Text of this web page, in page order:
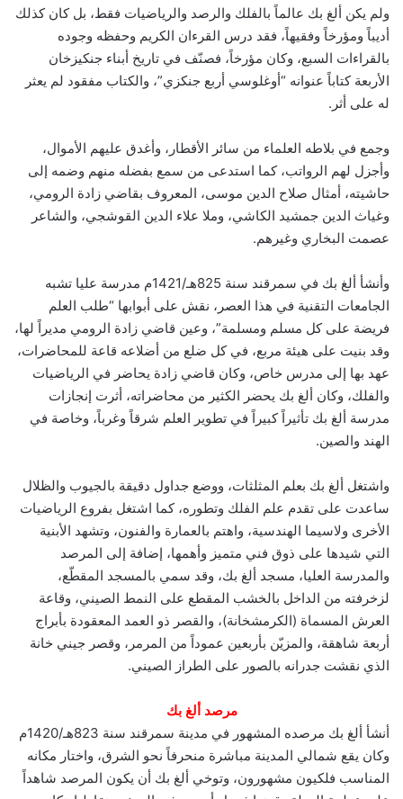
ولم يكن ألغ بك عالماً بالفلك والرصد والرياضيات فقط، بل كان كذلك
أديباً ومؤرخاً وفقيهاً، فقد درس القرءان الكريم وحفظه وجوده
بالقراءات السبع، وكان مؤرخاً، فصنّف في تاريخ أبناء جنكيزخان
الأربعة كتاباً عنوانه “أوغلوسي أربع جنكزي”، والكتاب مفقود لم يعثر
له على أثر.
وجمع في بلاطه العلماء من سائر الأقطار، وأغدق عليهم الأموال،
وأجزل لهم الرواتب، كما استدعى من سمع بفضله منهم وضمه إلى
حاشيته، أمثال صلاح الدين موسى، المعروف بقاضي زادة الرومي،
وغياث الدين جمشيد الكاشي، وملا علاء الدين القوشجي، والشاعر
عصمت البخاري وغيرهم.
وأنشأ ألغ بك في سمرقند سنة 825هـ/1421م مدرسة عليا تشبه
الجامعات التقنية في هذا العصر، نقش على أبوابها “طلب العلم
فريضة على كل مسلم ومسلمة”، وعين قاضي زادة الرومي مديراً لها،
وقد بنيت على هيئة مربع، في كل ضلع من أضلاعه قاعة للمحاضرات،
عهد بها إلى مدرس خاص، وكان قاضي زادة يحاضر في الرياضيات
والفلك، وكان ألغ بك يحضر الكثير من محاضراته، أثرت إنجازات
مدرسة ألغ بك تأثيراً كبيراً في تطوير العلم شرقاً وغرباً، وخاصة في
الهند والصين.
واشتغل ألغ بك بعلم المثلثات، ووضع جداول دقيقة بالجيوب والظلال
ساعدت على تقدم علم الفلك وتطوره، كما اشتغل بفروع الرياضيات
الأخرى ولاسيما الهندسية، واهتم بالعمارة والفنون، وتشهد الأبنية
التي شيدها على ذوق فني متميز وأهمها، إضافة إلى المرصد
والمدرسة العليا، مسجد ألغ بك، وقد سمي بالمسجد المقطّع،
لزخرفته من الداخل بالخشب المقطع على النمط الصيني، وقاعة
العرش المسماة (الكرمشخانة)، والقصر ذو العمد المعقودة بأبراج
أربعة شاهقة، والمزيّن بأربعين عموداً من المرمر، وقصر جيني خانة
الذي نقشت جدرانه بالصور على الطراز الصيني.
مرصد ألغ بك
أنشأ ألغ بك مرصده المشهور في مدينة سمرقند سنة 823هـ/1420م
وكان يقع شمالي المدينة مباشرة منحرفاً نحو الشرق، واختار مكانه
المناسب فلكيون مشهورون، وتوخي ألغ بك أن يكون المرصد شاهداً